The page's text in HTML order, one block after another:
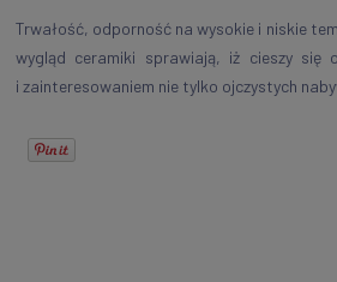
Trwałość, odporność na wysokie i niskie
wygląd ceramiki sprawiają, iż cieszy się
i zainteresowaniem nie tylko ojczystych